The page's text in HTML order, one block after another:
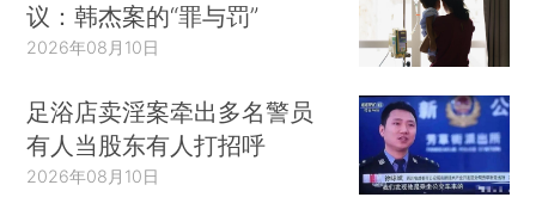
议：韩杰案的“罪与罚”
2026年08月10日
足浴店卖淫案牵出多名警员
有人当股东有人打招呼
2026年08月10日